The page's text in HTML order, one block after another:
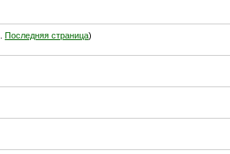
Последняя страница)